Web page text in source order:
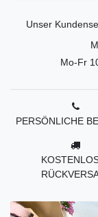
Unser
Mo-Fr
PERSÖNLICHE